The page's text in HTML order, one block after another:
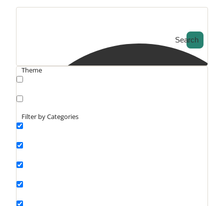
Search
Theme
Filter by Categories